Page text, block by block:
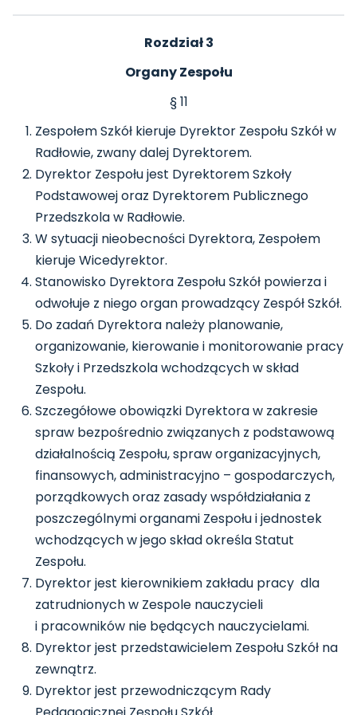
Rozdział 3
Organy Zespołu
§ 11
Zespołem Szkół kieruje Dyrektor Zespołu Szkół w
Radłowie, zwany dalej Dyrektorem.
Dyrektor Zespołu jest Dyrektorem Szkoły
Podstawowej oraz Dyrektorem Publicznego
Przedszkola w Radłowie.
W sytuacji nieobecności Dyrektora, Zespołem
kieruje Wicedyrektor.
Stanowisko Dyrektora Zespołu Szkół powierza i
odwołuje z niego organ prowadzący Zespół Szkół.
Do zadań Dyrektora należy planowanie,
organizowanie, kierowanie i monitorowanie pracy
Szkoły i Przedszkola wchodzących w skład
Zespołu.
Szczegółowe obowiązki Dyrektora w zakresie
spraw bezpośrednio związanych z podstawową
działalnością Zespołu, spraw organizacyjnych,
finansowych, administracyjno – gospodarczych,
porządkowych oraz zasady współdziałania z
poszczególnymi organami Zespołu i jednostek
wchodzących w jego skład określa Statut
Zespołu.
Dyrektor jest kierownikiem zakładu pracy dla
zatrudnionych w Zespole nauczycieli
i pracowników nie będących nauczycielami.
Dyrektor jest przedstawicielem Zespołu Szkół na
zewnątrz.
Dyrektor jest przewodniczącym Rady